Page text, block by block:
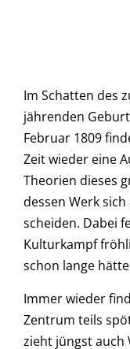
Im Schatten des
jährenden
Februar 1809
Zeit wieder eine
Theorien dieses
dessen Werk
scheiden. Dabei
Kulturkampf
schon lange
Immer wieder
Zentrum teils
zieht jüngst auch